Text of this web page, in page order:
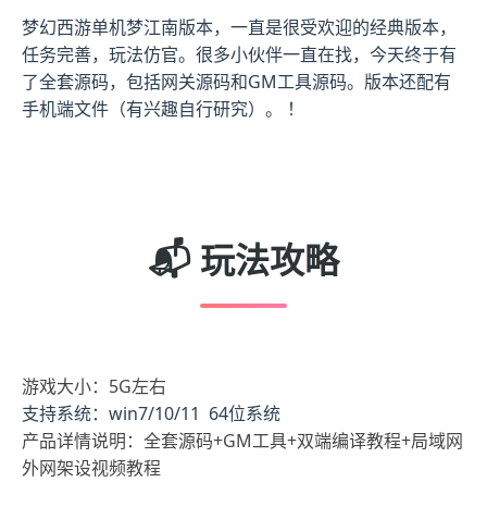
梦幻西游单机梦江南版本，一直是很受欢迎的经典版本，
任务完善，玩法仿官。很多小伙伴一直在找，今天终于有
了全套源码，包括网关源码和GM工具源码。版本还配有
手机端文件（有兴趣自行研究）。 ！
📬 玩法攻略
游戏大小：5G左右
支持系统：win7/10/11 64位系统
产品详情说明：全套源码+GM工具+双端编译教程+局域网
外网架设视频教程